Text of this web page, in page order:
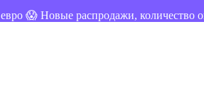
😱 Новые распродажи, количество